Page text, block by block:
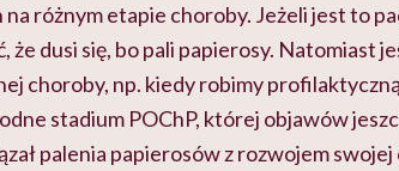
różnym etapie choroby. Jeżeli jest to
że dusi się, bo pali papierosy. Natomiast
choroby, np. kiedy robimy
stadium POChP, której objawów
palenia papierosów z rozwojem